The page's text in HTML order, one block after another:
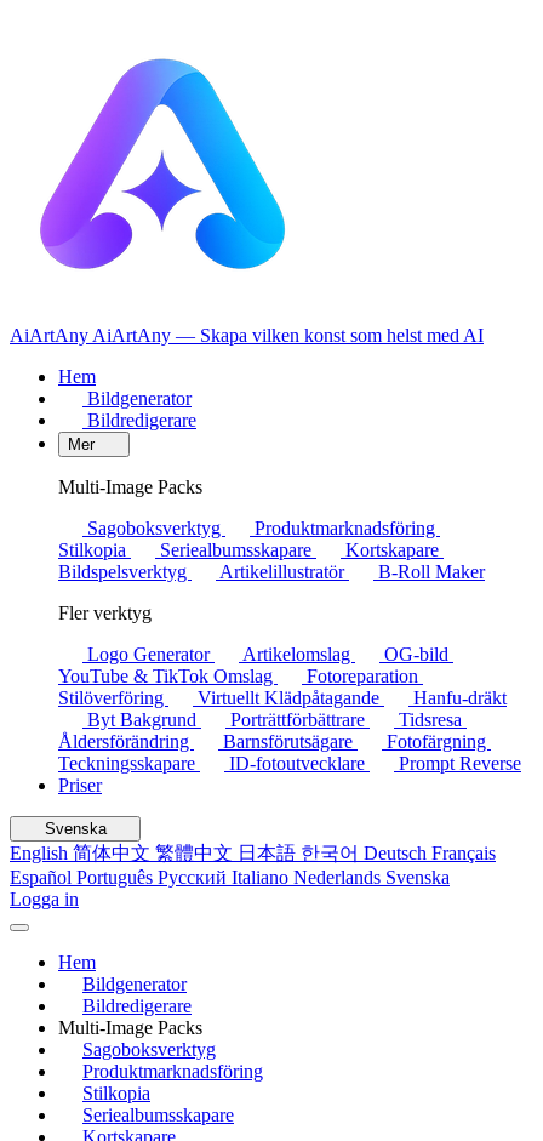
AiArtAny AiArtAny — Skapa vilken konst som helst med AI
Hem
Bildgenerator
Bildredigerare
Mer
Multi-Image Packs
Sagoboksverktyg
Produktmarknadsföring
Stilkopia
Seriealbumsskapare
Kortskapare
Bildspelsverktyg
Artikelillustratör
B-Roll Maker
Fler verktyg
Logo Generator
Artikelomslag
OG-bild
YouTube & TikTok Omslag
Fotoreparation
Stilöverföring
Virtuellt Klädpåtagande
Hanfu-dräkt
Byt Bakgrund
Porträttförbättrare
Tidsresa
Åldersförändring
Barnsförutsägare
Fotofärgning
Teckningsskapare
ID-fotoutvecklare
Prompt Reverse
Priser
Svenska
English 简体中文 繁體中文 日本語 한국어 Deutsch Français
Español Português Русский Italiano Nederlands Svenska
Logga in
Hem
Bildgenerator
Bildredigerare
Multi-Image Packs
Sagoboksverktyg
Produktmarknadsföring
Stilkopia
Seriealbumsskapare
Kortskapare